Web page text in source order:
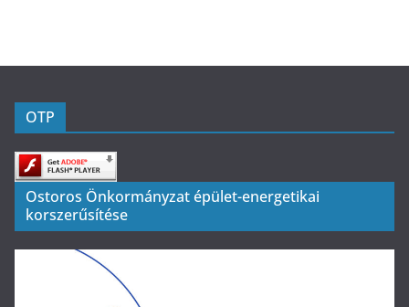
OTP
Ostoros Önkormányzat épület-energetikai
korszerűsítése